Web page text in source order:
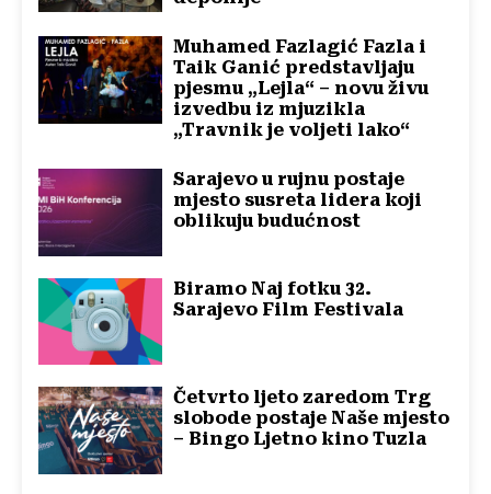
Muhamed Fazlagić Fazla i
Taik Ganić predstavljaju
pjesmu „Lejla“ – novu živu
izvedbu iz mjuzikla
„Travnik je voljeti lako“
Sarajevo u rujnu postaje
mjesto susreta lidera koji
oblikuju budućnost
Biramo Naj fotku 32.
Sarajevo Film Festivala
Četvrto ljeto zaredom Trg
slobode postaje Naše mjesto
– Bingo Ljetno kino Tuzla